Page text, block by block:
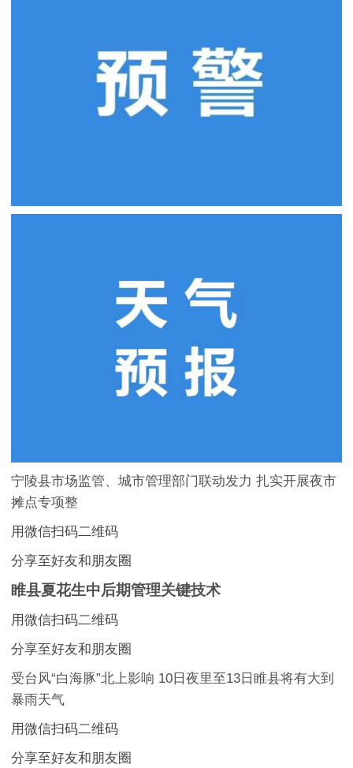
宁陵县市场监管、城市管理部门联动发力 扎实开展夜市
摊点专项整
用微信扫码二维码
分享至好友和朋友圈
睢县夏花生中后期管理关键技术
用微信扫码二维码
分享至好友和朋友圈
受台风“白海豚”北上影响 10日夜里至13日睢县将有大到
暴雨天气
用微信扫码二维码
分享至好友和朋友圈